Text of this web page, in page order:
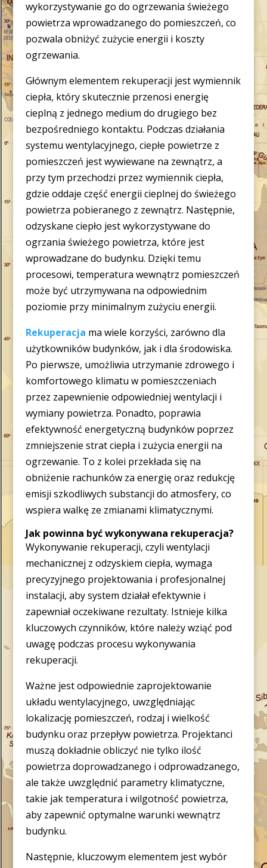
wykorzystywanie go do ogrzewania świeżego
powietrza wprowadzanego do pomieszczeń, co
pozwala obniżyć zużycie energii i koszty
ogrzewania.
Głównym elementem rekuperacji jest wymiennik
ciepła, który skutecznie przenosi energię
cieplną z jednego medium do drugiego bez
bezpośredniego kontaktu. Podczas działania
systemu wentylacyjnego, ciepłe powietrze z
pomieszczeń jest wywiewane na zewnątrz, a
przy tym przechodzi przez wymiennik ciepła,
gdzie oddaje część energii cieplnej do świeżego
powietrza pobieranego z zewnątrz. Następnie,
odzyskane ciepło jest wykorzystywane do
ogrzania świeżego powietrza, które jest
wprowadzane do budynku. Dzięki temu
procesowi, temperatura wewnątrz pomieszczeń
może być utrzymywana na odpowiednim
poziomie przy minimalnym zużyciu energii.
Rekuperacja ma wiele korzyści, zarówno dla
użytkowników budynków, jak i dla środowiska.
Po pierwsze, umożliwia utrzymanie zdrowego i
komfortowego klimatu w pomieszczeniach
przez zapewnienie odpowiedniej wentylacji i
wymiany powietrza. Ponadto, poprawia
efektywność energetyczną budynków poprzez
zmniejszenie strat ciepła i zużycia energii na
ogrzewanie. To z kolei przekłada się na
obniżenie rachunków za energię oraz redukcję
emisji szkodliwych substancji do atmosfery, co
wspiera walkę ze zmianami klimatycznymi.
Jak powinna być wykonywana rekuperacja?
Wykonywanie rekuperacji, czyli wentylacji
mechanicznej z odzyskiem ciepła, wymaga
precyzyjnego projektowania i profesjonalnej
instalacji, aby system działał efektywnie i
zapewniał oczekiwane rezultaty. Istnieje kilka
kluczowych czynników, które należy wziąć pod
uwagę podczas procesu wykonywania
rekuperacji.
Ważne jest odpowiednie zaprojektowanie
układu wentylacyjnego, uwzględniając
lokalizację pomieszczeń, rodzaj i wielkość
budynku oraz przepływ powietrza. Projektanci
muszą dokładnie obliczyć nie tylko ilość
powietrza doprowadzanego i odprowadzanego,
ale także uwzględnić parametry klimatyczne,
takie jak temperatura i wilgotność powietrza,
aby zapewnić optymalne warunki wewnątrz
budynku.
Następnie, kluczowym elementem jest wybór